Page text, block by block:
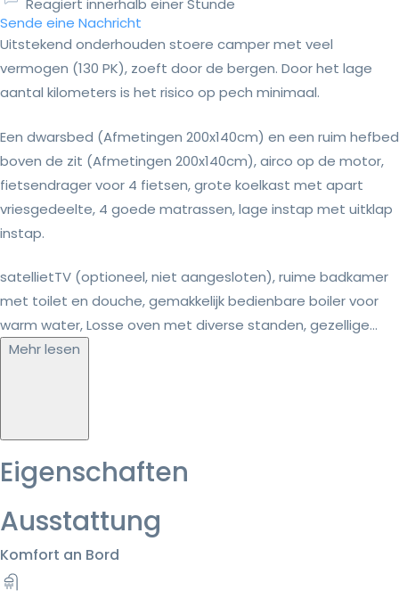
Reagiert innerhalb einer Stunde
Sende eine Nachricht
Uitstekend onderhouden stoere camper met veel
vermogen (130 PK), zoeft door de bergen. Door het lage
aantal kilometers is het risico op pech minimaal.
Een dwarsbed (Afmetingen 200x140cm) en een ruim hefbed
boven de zit (Afmetingen 200x140cm), airco op de motor,
fietsendrager voor 4 fietsen, grote koelkast met apart
vriesgedeelte, 4 goede matrassen, lage instap met uitklap
instap.
satellietTV (optioneel, niet aangesloten), ruime badkamer
met toilet en douche, gemakkelijk bedienbare boiler voor
warm water, Losse oven met diverse standen, gezellige...
Mehr lesen
Eigenschaften
Ausstattung
Komfort an Bord